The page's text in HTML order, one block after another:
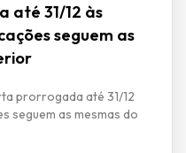
até 31/12 às
seguem as
prorrogada até 31/12
seguem as mesmas do